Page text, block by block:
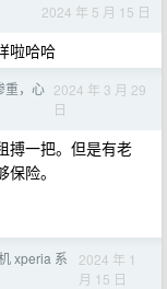
2024 年 5 月 15 日
啦哈哈
重，心 2024 年 3 月 29
日
搏一把。但是有老
险。
xperia 系
2024 年 1
月 15 日